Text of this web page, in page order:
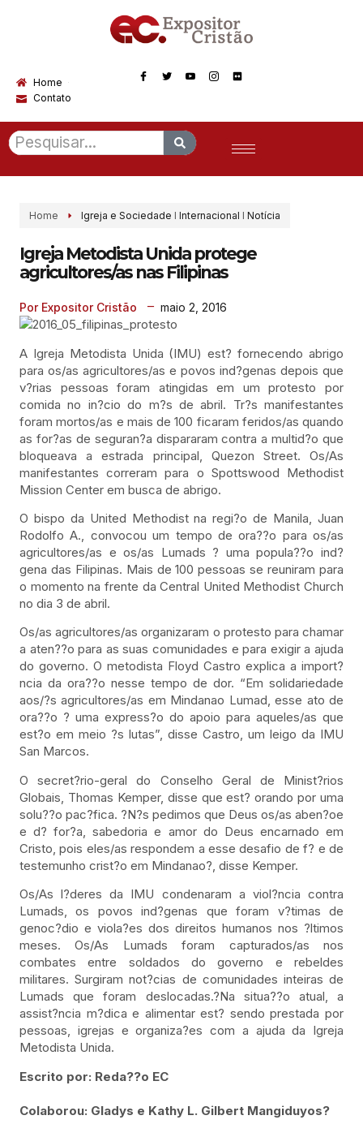
Home
Contato
Home Igreja e Sociedade I Internacional I Notícia
Igreja Metodista Unida protege
agricultores/as nas Filipinas
Por Expositor Cristão maio 2, 2016
A Igreja Metodista Unida (IMU) est? fornecendo abrigo
para os/as agricultores/as e povos ind?genas depois que
v?rias pessoas foram atingidas em um protesto por
comida no in?cio do m?s de abril. Tr?s manifestantes
foram mortos/as e mais de 100 ficaram feridos/as quando
as for?as de seguran?a dispararam contra a multid?o que
bloqueava a estrada principal, Quezon Street. Os/As
manifestantes correram para o Spottswood Methodist
Mission Center em busca de abrigo.
O bispo da United Methodist na regi?o de Manila, Juan
Rodolfo A., convocou um tempo de ora??o para os/as
agricultores/as e os/as Lumads ? uma popula??o ind?
gena das Filipinas. Mais de 100 pessoas se reuniram para
o momento na frente da Central United Methodist Church
no dia 3 de abril.
Os/as agricultores/as organizaram o protesto para chamar
a aten??o para as suas comunidades e para exigir a ajuda
do governo. O metodista Floyd Castro explica a import?
ncia da ora??o nesse tempo de dor. “Em solidariedade
aos/?s agricultores/as em Mindanao Lumad, esse ato de
ora??o ? uma express?o do apoio para aqueles/as que
est?o em meio ?s lutas”, disse Castro, um leigo da IMU
San Marcos.
O secret?rio-geral do Conselho Geral de Minist?rios
Globais, Thomas Kemper, disse que est? orando por uma
solu??o pac?fica. ?N?s pedimos que Deus os/as aben?oe
e d? for?a, sabedoria e amor do Deus encarnado em
Cristo, pois eles/as respondem a esse desafio de f? e de
testemunho crist?o em Mindanao?, disse Kemper.
Os/As l?deres da IMU condenaram a viol?ncia contra
Lumads, os povos ind?genas que foram v?timas de
genoc?dio e viola?es dos direitos humanos nos ?ltimos
meses. Os/As Lumads foram capturados/as nos
combates entre soldados do governo e rebeldes
militares. Surgiram not?cias de comunidades inteiras de
Lumads que foram deslocadas.?Na situa??o atual, a
assist?ncia m?dica e alimentar est? sendo prestada por
pessoas, igrejas e organiza?es com a ajuda da Igreja
Metodista Unida.
Escrito por: Reda??o EC
Colaborou: Gladys e Kathy L. Gilbert Mangiduyos?